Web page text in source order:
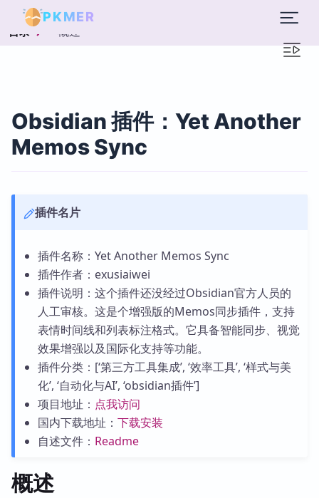
PKMER
目录 概述
Obsidian 插件：Yet Another
Memos Sync
插件名片
插件名称：Yet Another Memos Sync
插件作者：exusiaiwei
插件说明：这个插件还没经过Obsidian官方人员的
人工审核。这是个增强版的Memos同步插件，支持
表情时间线和列表标注格式。它具备智能同步、视觉
效果增强以及国际化支持等功能。
插件分类：[‘第三方工具集成’, ‘效率工具’, ‘样式与美
化’, ‘自动化与AI’, ‘obsidian插件’]
项目地址： 点我访问
国内下载地址： 下载安装
自述文件： Readme
概述